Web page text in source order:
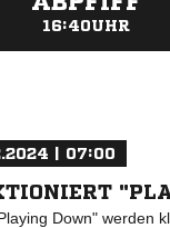
16:40UHR
| 07:00
Down" werden